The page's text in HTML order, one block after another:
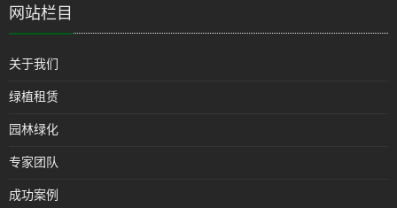
网站栏目
关于我们
绿植租赁
园林绿化
专家团队
成功案例